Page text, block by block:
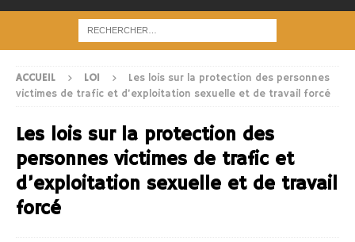
ACCUEIL LOI
Les lois sur la protection des personnes
victimes de trafic et d’exploitation sexuelle et de travail forcé
Les lois sur la protection des
personnes victimes de trafic et
d’exploitation sexuelle et de travail
forcé